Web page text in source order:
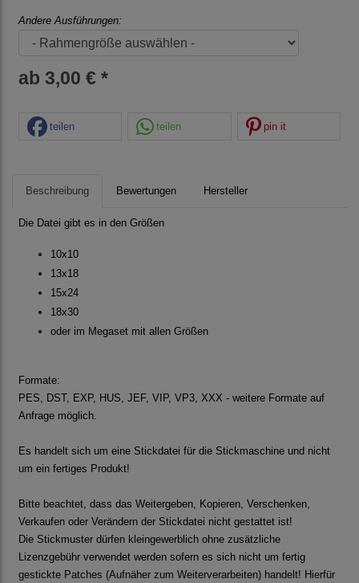
Andere Ausführungen:
ab 3,00 € *
teilen teilen pin it
Beschreibung Bewertungen Hersteller
Die Datei gibt es in den Größen
10x10
13x18
15x24
18x30
oder im Megaset mit allen Größen
Formate:
PES, DST, EXP, HUS, JEF, VIP, VP3, XXX - weitere Formate auf
Anfrage möglich.
Es handelt sich um eine Stickdatei für die Stickmaschine und nicht
um ein fertiges Produkt!
Bitte beachtet, dass das Weitergeben, Kopieren, Verschenken,
Verkaufen oder Verändern der Stickdatei nicht gestattet ist!
Die Stickmuster dürfen kleingewerblich ohne zusätzliche
Lizenzgebühr verwendet werden sofern es sich nicht um fertig
gestickte Patches (Aufnäher zum Weiterverarbeiten) handelt! Hierfür